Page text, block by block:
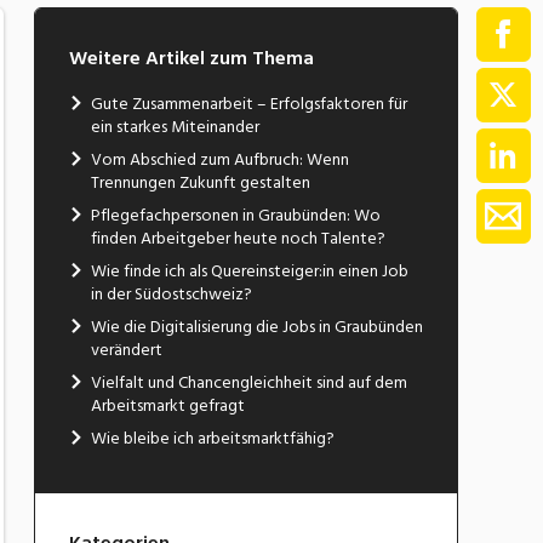
Weitere Artikel zum Thema
Gute Zusammenarbeit – Erfolgsfaktoren für
ein starkes Miteinander
Vom Abschied zum Aufbruch: Wenn
Trennungen Zukunft gestalten
Pflegefachpersonen in Graubünden: Wo
finden Arbeitgeber heute noch Talente?
Wie finde ich als Quereinsteiger:in einen Job
in der Südostschweiz?
Wie die Digitalisierung die Jobs in Graubünden
verändert
Vielfalt und Chancengleichheit sind auf dem
Arbeitsmarkt gefragt
Wie bleibe ich arbeitsmarktfähig?